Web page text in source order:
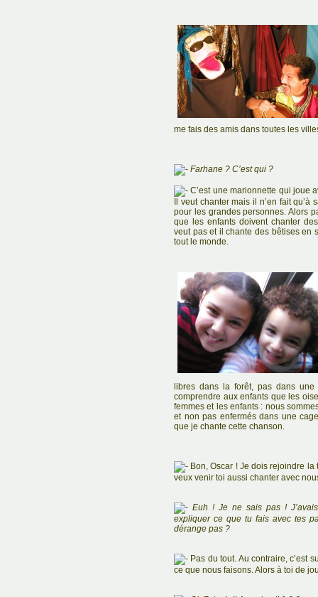
me fais des amis dans toutes les
Farhane ? C’est qui ?
C’est une marionnette qui joue
Il veut chanter mais il n’en fait
pour les grandes personnes. Alors
que les enfants doivent chanter
veut pas et il chante des bêtises en
tout le monde.
libres dans la forêt, pas dans
comprendre aux enfants que les
femmes et les enfants : nous
et non pas enfermés dans une
que je chante cette chanson.
Bon, Oscar ! Je dois rejoindre
veux venir toi aussi chanter avec
Euh ! Je ne sais pas !
expliquer ce que tu fais avec tes
dérange pas ?
Pas du tout. Au contraire, c’est
ce que nous faisons. Alors à toi de